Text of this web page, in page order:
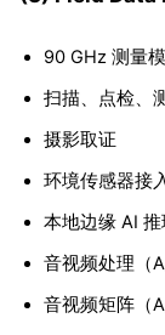
90 GHz 测量
扫描、点检、
摄影取证
环境传感器接
本地边缘 AI 推
音视频处理（
音视频矩阵（